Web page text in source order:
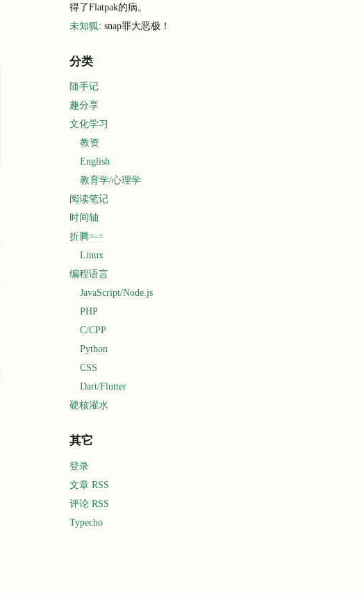
得了Flatpak的病。
未知狐: snap罪大恶极！
分类
随手记
趣分享
文化学习
教资
English
教育学/心理学
阅读笔记
时间轴
折腾=-=
Linux
编程语言
JavaScript/Node.js
PHP
C/CPP
Python
CSS
Dart/Flutter
硬核灌水
其它
登录
文章 RSS
评论 RSS
Typecho